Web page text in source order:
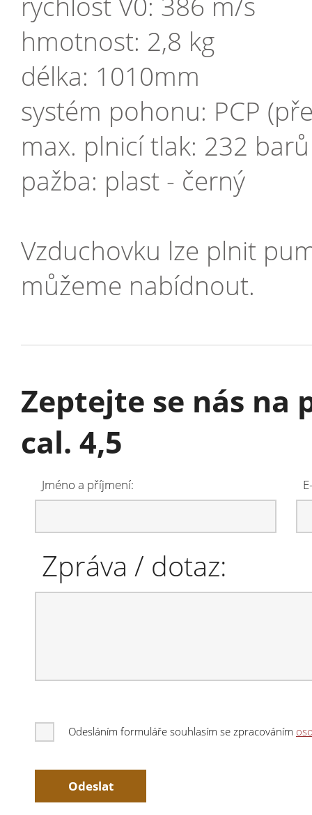
hmotnost: 2,8 kg
délka: 1010mm
systém pohonu: PCP
max. plnicí tlak: 232 barů
pažba: plast - černý
Vzduchovku lze plnit
můžeme nabídnout.
Zeptejte se nás
cal. 4,5
Jméno a příjmení:
Zpráva / dotaz:
Odesláním formuláře souhlasím se zpracováním